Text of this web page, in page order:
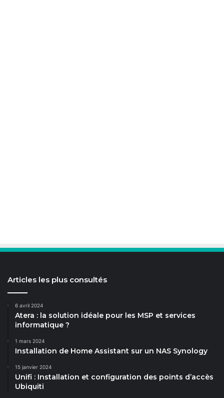
Articles les plus consultés
6 avril 2024
Atera : la solution idéale pour les MSP et services
informatique ?
1 mars 2024
Installation de Home Assistant sur un NAS Synology
15 janvier 2024
Unifi : Installation et configuration des points d’accès
Ubiquiti